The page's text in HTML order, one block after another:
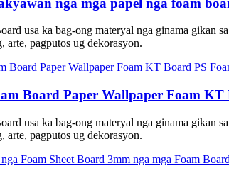
usa ka bag-ong materyal nga ginama gikan
arte, pagputos ug dekorasyon.
Board Paper Wallpaper Foam KT
usa ka bag-ong materyal nga ginama gikan
arte, pagputos ug dekorasyon.